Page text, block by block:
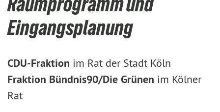
Eingangsplanung
CDU-Fraktion im Rat der Stadt Köln
Fraktion Bündnis90/Die Grünen im Kölner
Rat